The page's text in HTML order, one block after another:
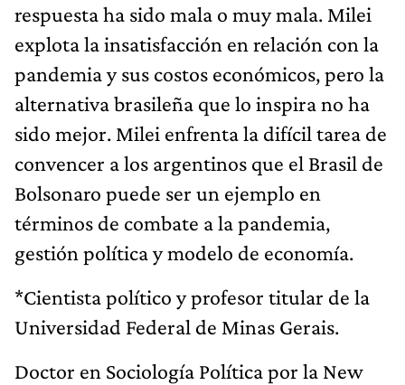
respuesta ha sido mala o muy mala. Milei
explota la insatisfacción en relación con la
pandemia y sus costos económicos, pero la
alternativa brasileña que lo inspira no ha
sido mejor. Milei enfrenta la difícil tarea de
convencer a los argentinos que el Brasil de
Bolsonaro puede ser un ejemplo en
términos de combate a la pandemia,
gestión política y modelo de economía.
*Cientista político y profesor titular de la
Universidad Federal de Minas Gerais.
Doctor en Sociología Política por la New